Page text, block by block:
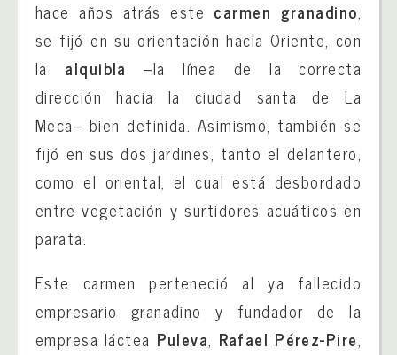
hace años atrás este carmen granadino,
se fijó en su orientación hacia Oriente, con
la alquibla –la línea de la correcta
dirección hacia la ciudad santa de La
Meca– bien definida. Asimismo, también se
fijó en sus dos jardines, tanto el delantero,
como el oriental, el cual está desbordado
entre vegetación y surtidores acuáticos en
parata.
Este carmen perteneció al ya fallecido
empresario granadino y fundador de la
empresa láctea Puleva, Rafael Pérez-Pire,